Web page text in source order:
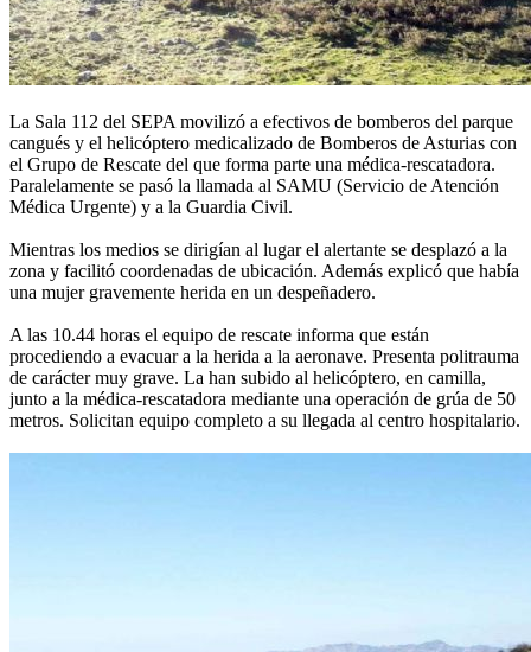
La Sala 112 del SEPA movilizó a efectivos de bomberos del parque
cangués y el helicóptero medicalizado de Bomberos de Asturias con
el Grupo de Rescate del que forma parte una médica-rescatadora.
Paralelamente se pasó la llamada al SAMU (Servicio de Atención
Médica Urgente) y a la Guardia Civil.
Mientras los medios se dirigían al lugar el alertante se desplazó a la
zona y facilitó coordenadas de ubicación. Además explicó que había
una mujer gravemente herida en un despeñadero.
A las 10.44 horas el equipo de rescate informa que están
procediendo a evacuar a la herida a la aeronave. Presenta politrauma
de carácter muy grave. La han subido al helicóptero, en camilla,
junto a la médica-rescatadora mediante una operación de grúa de 50
metros. Solicitan equipo completo a su llegada al centro hospitalario.